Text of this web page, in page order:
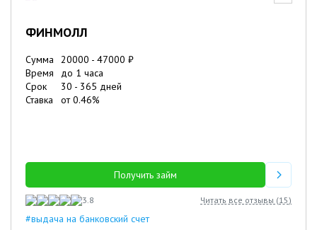
ФИНМОЛЛ
Сумма 20000 - 47000 ₽
Время
до 1 часа
Срок
30 - 365 дней
Ставка
от0.46%
Получить займ
3.8 Читать все отзывы (15)
#выдача на банковский счет